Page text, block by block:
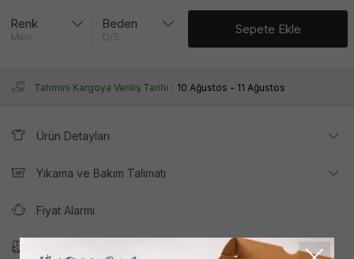
Renk
Mavi
Beden
O/S
Sepete Ekle
Tahmini Kargoya Veriliş Tarihi : 10 Ağustos - 11 Ağustos
Ürün Detayları
Yıkama ve Bakım Talimatı
Fiyat Alarmı